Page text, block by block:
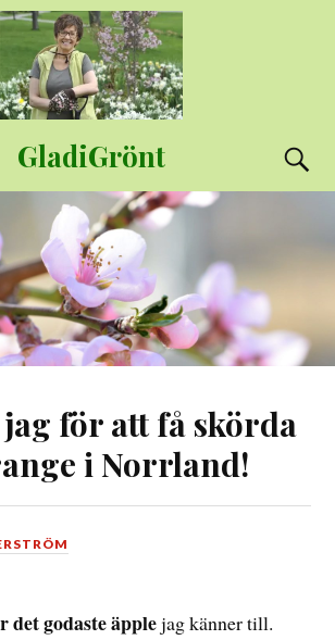
GladiGrönt
för att få skörda
i Norrland!
det godaste äpplejag känner till.